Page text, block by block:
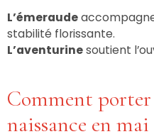
L’émeraude
stabilité florissante.
L’aventurinesoutient
Comment porter
naissance en mai